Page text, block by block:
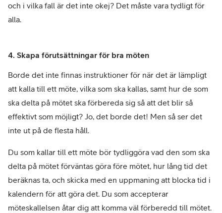
och i vilka fall är det inte okej? Det måste vara tydligt för
alla.
4. Skapa förutsättningar för bra möten
Borde det inte finnas instruktioner för när det är lämpligt
att kalla till ett möte, vilka som ska kallas, samt hur de som
ska delta på mötet ska förbereda sig så att det blir så
effektivt som möjligt? Jo, det borde det! Men så ser det
inte ut på de flesta håll.
Du som kallar till ett möte bör tydliggöra vad den som ska
delta på mötet förväntas göra före mötet, hur lång tid det
beräknas ta, och skicka med en uppmaning att blocka tid i
kalendern för att göra det. Du som accepterar
möteskallelsen åtar dig att komma väl förberedd till mötet.